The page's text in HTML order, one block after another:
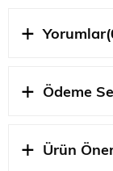
STOK
Yorumlar
Ödeme
Ürün